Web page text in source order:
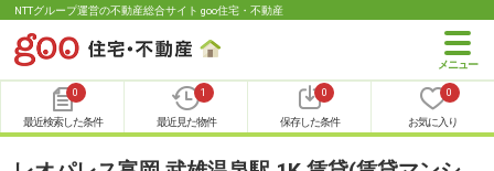
NTTグループ運営の不動産総合サイト goo住宅・不動産
0
最近検索した条件
1
最近見た物件
0
保存した条件
0
お気に入り